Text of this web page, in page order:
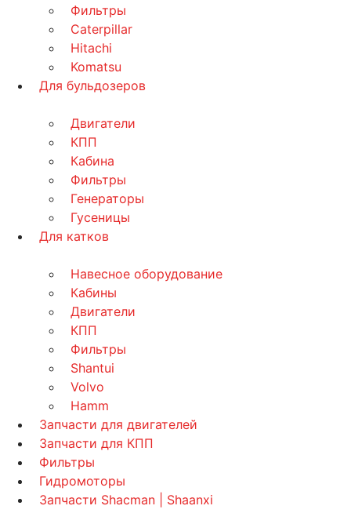
Фильтры
Caterpillar
Hitachi
Komatsu
Для бульдозеров
Двигатели
КПП
Кабина
Фильтры
Генераторы
Гусеницы
Для катков
Навесное оборудование
Кабины
Двигатели
КПП
Фильтры
Shantui
Volvo
Hamm
Запчасти для двигателей
Запчасти для КПП
Фильтры
Гидромоторы
Запчасти Shacman | Shaanxi